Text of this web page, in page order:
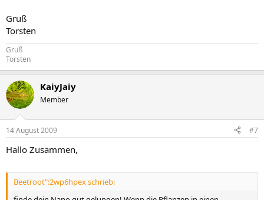
Gruß
Torsten
Gruß
Torsten
KaiyJaiy
Member
14 August 2009 #7
Hallo Zusammen,
Beetroot":2wp6hpex schrieb: